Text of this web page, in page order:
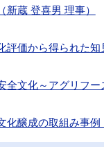
蔵 登喜男 理事）
価から得られた知
全文化～アグリフ
醸成の取組み事例